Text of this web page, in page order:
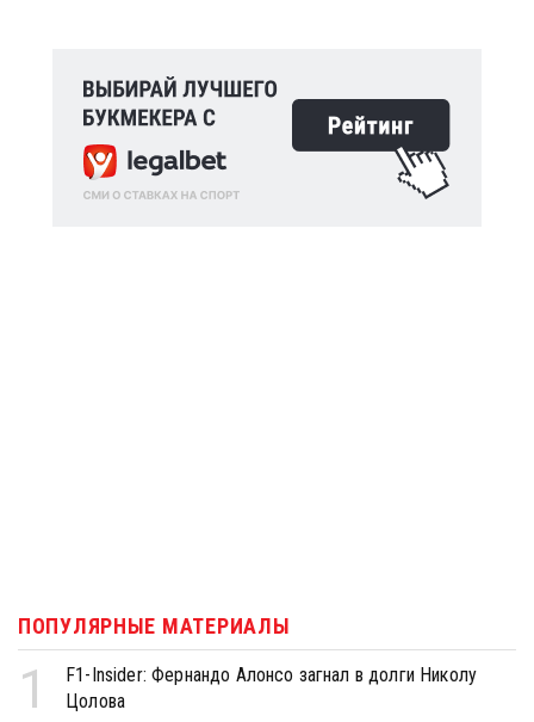
ПОПУЛЯРНЫЕ МАТЕРИАЛЫ
1
F1-Insider: Фернандо Алонсо загнал в долги Николу
Цолова